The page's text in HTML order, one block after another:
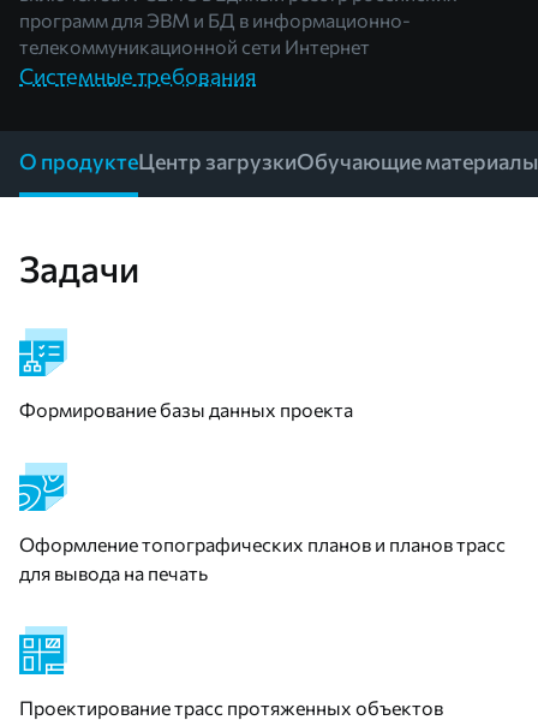
программ для ЭВМ и БД в информационно-
телекоммуникационной сети Интернет
Системные требования
О продуктеЦентр загрузкиОбучающие материалы
Задачи
Формирование базы данных проекта
Оформление топографических планов и планов трасс
для вывода на печать
Проектирование трасс протяженных объектов